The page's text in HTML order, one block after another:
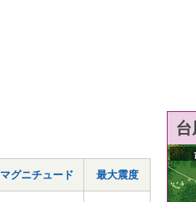
マグニチュード 最大震度